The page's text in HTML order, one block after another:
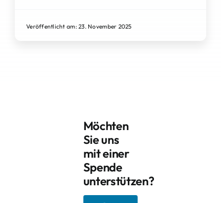
Veröffentlicht am: 23. November 2025
Möchten
Sie uns
mit einer
Spende
unterstützen?